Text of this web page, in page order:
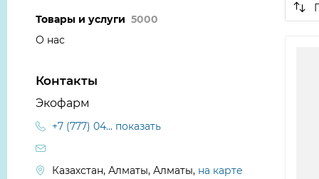
Товары и услуги 5000
О нас
Контакты
Экофарм
+7 (777) 04... показать
Казахстан, Алматы, Алматы, на карте